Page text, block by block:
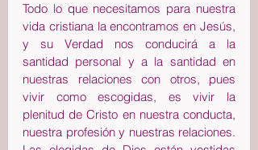
Todo lo que necesitamos para nuestra
vida cristiana la encontramos en Jesús,
y su Verdad nos conducirá a la
santidad personal y a la santidad en
nuestras relaciones con otros, pues
vivir como escogidas, es vivir la
plenitud de Cristo en nuestra conducta,
nuestra profesión y nuestras relaciones.